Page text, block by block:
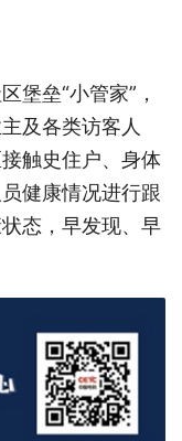
堡垒“小管家”，
及各类访客人
触史住户、身体
健康情况进行跟
态，早发现、早